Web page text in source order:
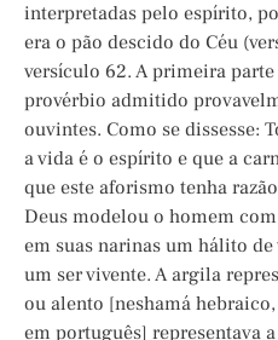
interpretadas pelo espírito,
era o pão descido do Céu
versículo 62. A primeira
provérbio admitido
ouvintes. Como se dissesse:
a vida é o espírito e que a
que este aforismo tenha
Deus modelou o homem
em suas narinas um hálito
um ser vivente. A argila
ou alento [neshamá
em português] representava